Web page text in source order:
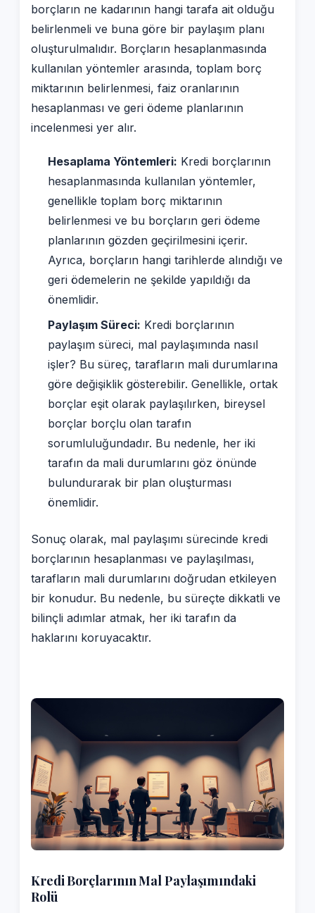
borçların ne kadarının hangi tarafa ait olduğu
belirlenmeli ve buna göre bir paylaşım planı
oluşturulmalıdır. Borçların hesaplanmasında
kullanılan yöntemler arasında, toplam borç
miktarının belirlenmesi, faiz oranlarının
hesaplanması ve geri ödeme planlarının
incelenmesi yer alır.
Hesaplama Yöntemleri: Kredi borçlarının
hesaplanmasında kullanılan yöntemler,
genellikle toplam borç miktarının
belirlenmesi ve bu borçların geri ödeme
planlarının gözden geçirilmesini içerir.
Ayrıca, borçların hangi tarihlerde alındığı ve
geri ödemelerin ne şekilde yapıldığı da
önemlidir.
Paylaşım Süreci: Kredi borçlarının
paylaşım süreci, mal paylaşımında nasıl
işler? Bu süreç, tarafların mali durumlarına
göre değişiklik gösterebilir. Genellikle, ortak
borçlar eşit olarak paylaşılırken, bireysel
borçlar borçlu olan tarafın
sorumluluğundadır. Bu nedenle, her iki
tarafın da mali durumlarını göz önünde
bulundurarak bir plan oluşturması
önemlidir.
Sonuç olarak, mal paylaşımı sürecinde kredi
borçlarının hesaplanması ve paylaşılması,
tarafların mali durumlarını doğrudan etkileyen
bir konudur. Bu nedenle, bu süreçte dikkatli ve
bilinçli adımlar atmak, her iki tarafın da
haklarını koruyacaktır.
Kredi Borçlarının Mal Paylaşımındaki
Rolü